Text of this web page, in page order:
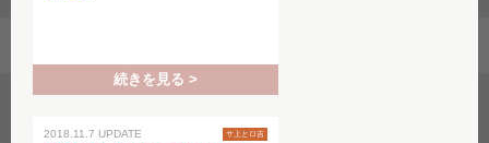
続きを見る >
2018.11.7 UPDATE サ上とロ吉